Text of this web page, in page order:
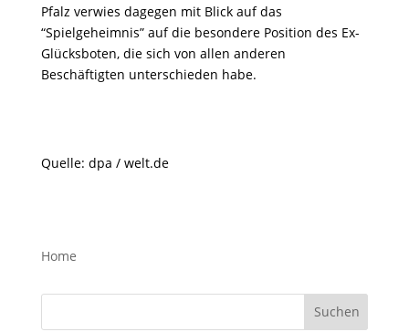
Pfalz verwies dagegen mit Blick auf das
“Spielgeheimnis” auf die besondere Position des Ex-
Glücksboten, die sich von allen anderen
Beschäftigten unterschieden habe.
Quelle: dpa / welt.de
Home